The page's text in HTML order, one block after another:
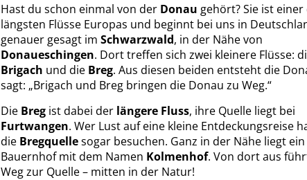
Hast du schon einmal von der Donau gehört? Sie ist
längsten Flüsse Europas und beginnt bei uns in
genauer gesagt im Schwarzwald, in der Nähe von
Donaueschingen. Dort treffen sich zwei kleinere Flüsse:
Brigach und die Breg. Aus diesen beiden entsteht die
sagt: „Brigach und Breg bringen die Donau zu Weg.“
Die Breg ist dabei der längere Fluss, ihre Quelle liegt bei
Furtwangen. Wer Lust auf eine kleine Entdeckungsreise
die Bregquellesogar besuchen. Ganz in der Nähe liegt ein
Bauernhof mit dem Namen Kolmenhof. Von dort aus
Weg zur Quelle – mitten in der Natur!